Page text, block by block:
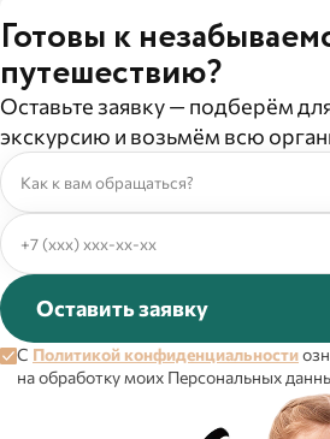
Готовы к
путешествию?
Оставьте заявку — подберём
экскурсию и возьмём всю
С Политикой конфиденциальности
на обработку моих Персональных
Оставить заявку